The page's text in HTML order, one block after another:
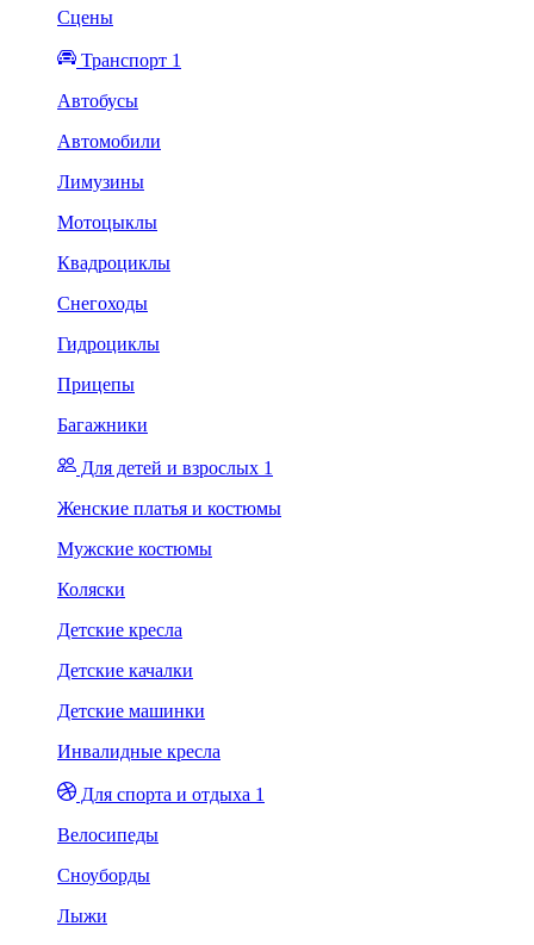
Сцены
Транспорт 1
Автобусы
Автомобили
Лимузины
Мотоцыклы
Квадроциклы
Снегоходы
Гидроциклы
Прицепы
Багажники
Для детей и взрослых 1
Женские платья и костюмы
Мужские костюмы
Коляски
Детские кресла
Детские качалки
Детские машинки
Инвалидные кресла
Для спорта и отдыха 1
Велосипеды
Сноуборды
Лыжи